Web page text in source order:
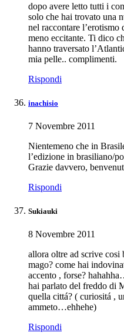
dopo avere letto tutti i
solo che hai trovato una
nel raccontare
meno eccitante. Ti dico
hanno traversato
mia pelle.. complimenti.
Rispondi
inachisio
7 Novembre 2011
Nientemeno che in
l’edizione in brasiliano/
Grazie davvero,
Rispondi
Sukiauki
8 Novembre 2011
allora oltre ad scrive cosi
mago? come hai
accento , forse?
hai parlato del freddo di
quella cittá? ( curiositá ,
ammeto…ehhehe)
Rispondi